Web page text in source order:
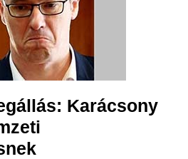
Karácsony